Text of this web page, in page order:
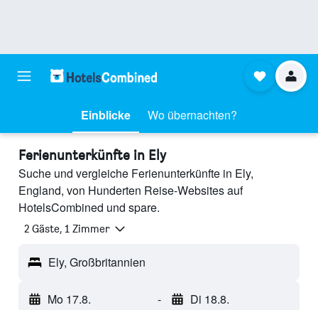
Einblicke Wo übernachten?
Ferienunterkünfte in Ely
Suche und vergleiche Ferienunterkünfte in Ely,
England, von Hunderten Reise-Websites auf
HotelsCombined und spare.
2 Gäste, 1 Zimmer
Ely, Großbritannien
Mo 17.8. - Di 18.8.